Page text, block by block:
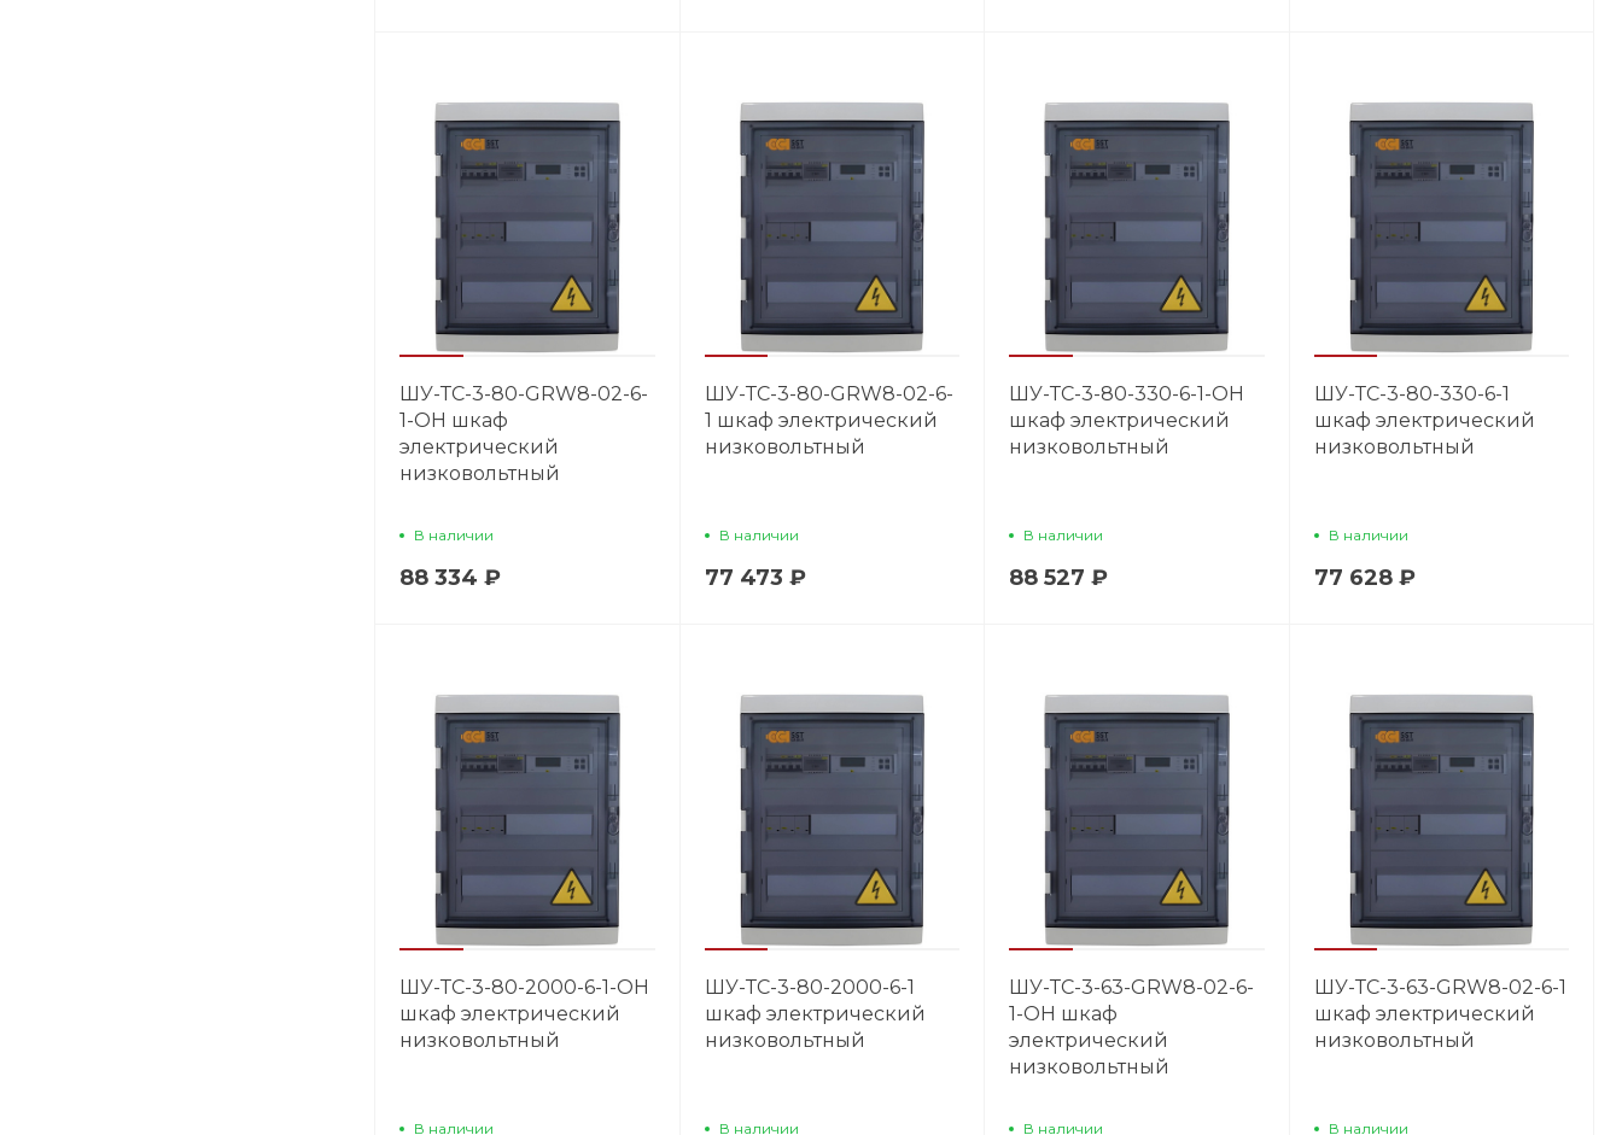
ШУ-ТС-3-80-GRW8-02-6-
1-OH шкаф
электрический
низковольтный
В наличии
88 334 ₽
ШУ-ТС-3-80-GRW8-02-6-
1 шкаф электрический
низковольтный
В наличии
77 473 ₽
ШУ-ТС-3-80-330-6-1-OH
шкаф электрический
низковольтный
В наличии
88 527 ₽
ШУ-ТС-3-80-330-6-1
шкаф электрический
низковольтный
В наличии
77 628 ₽
ШУ-ТС-3-80-2000-6-1-OH
шкаф электрический
низковольтный
В наличии
ШУ-ТС-3-80-2000-6-1
шкаф электрический
низковольтный
В наличии
ШУ-ТС-3-63-GRW8-02-6-
1-OH шкаф
электрический
низковольтный
В наличии
ШУ-ТС-3-63-GRW8-02-6-1
шкаф электрический
низковольтный
В наличии